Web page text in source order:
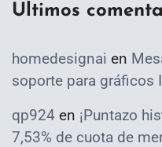
Ultimos
homedesignai en
soporte para gráficos
qp924 en ¡Puntazo
7,53% de cuota de